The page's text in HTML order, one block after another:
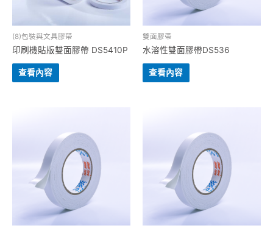
(8)包裝與⽂具膠帶
印刷機貼版雙面膠帶 DS5410P
查看內容
雙⾯膠帶
水溶性雙面膠帶DS536
查看內容